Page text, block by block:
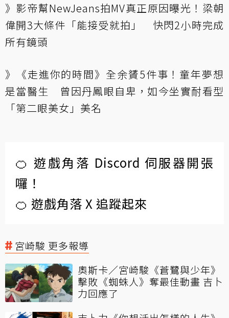
》影帝幫NewJeans拍MV真正原因曝光！梁朝
偉開3大條件「能接受就拍」 快閃2小時完成
所有鏡頭
》《走進你的時間》全余贇5件事！童年夢想
是當醫生 曾因丹鳳眼自卑，如今坐實耐看型
「第二眼美女」美名
🍊 遊戲角落 Discord 伺服器開張
囉！
🍊 遊戲角落 X 追蹤起來
宮崎駿 更多報導
奧斯卡／宮崎駿《蒼鷺與少年》
擊敗《蜘蛛人》奪最佳動畫 吉卜
力回應了